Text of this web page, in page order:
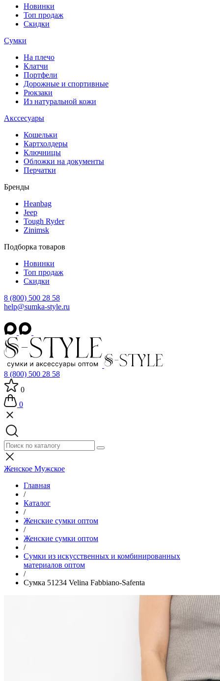
Новинки
Топ продаж
Скидки
Сумки
На плечо
Клатчи
Портфели
Дорожные и спортивные
Рюкзаки
Из натуральной кожи
Акссесуары
Кошельки
Картхолдеры
Ключницы
Обложки на документы
Перчатки
Бренды
Heanbag
Jeep
Tough Ryder
Zinimsk
Подборка товаров
Новинки
Топ продаж
Скидки
8 (800) 500 28 58
help@sumka-style.ru
8 (800) 500 28 58
0
0
Женское Мужское
Главная
/
Каталог
/
Женские сумки оптом
/
Женские сумки оптом
/
Cумки из искусственных и комбинированных
материалов оптом
/
Сумка 51234 Velina Fabbiano-Safenta